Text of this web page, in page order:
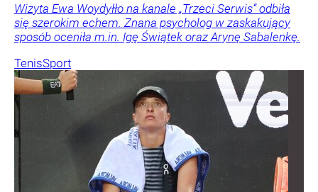
Wizyta Ewa Woydyłło na kanale „Trzeci Serwis” odbiła
się szerokim echem. Znana psycholog w zaskakujący
sposób oceniła m.in. Igę Świątek oraz Arynę Sabalenkę.
TenisSport